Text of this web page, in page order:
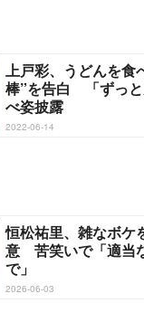
上戸彩、うどんを食
棒”を告白 「ずっ
べ姿披露
2022-06-14
恒松祐里、雑なボケ
意 苦笑いで「適当
で」
2026-06-03